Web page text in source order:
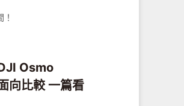
Osmo
向比較 一篇看